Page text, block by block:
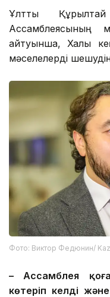
Ұлттық
Ассамблеясының
айтуынша, Халық
мәселелерді
Фото: Виктор Федюнин/
– Ассамблея
көтеріп келді